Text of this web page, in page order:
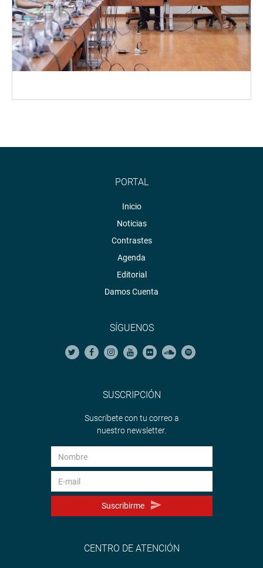
PORTAL
Inicio
Noticias
Contrastes
Agenda
Editorial
Damos Cuenta
SÍGUENOS
SUSCRIPCIÓN
Suscríbete con tu correo a
nuestro newsletter.
Suscribirme
CENTRO DE ATENCIÓN